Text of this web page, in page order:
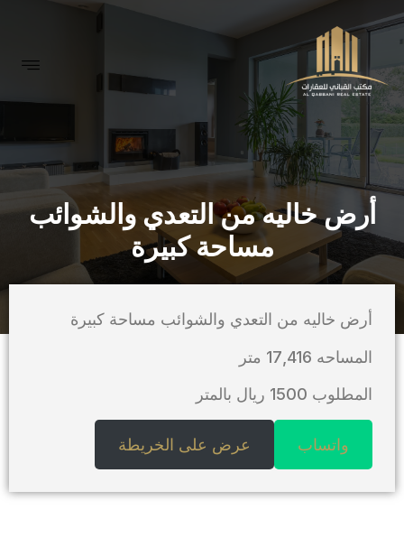
أرض خاليه من التعدي والشوائب
مساحة كبيرة
أرض خاليه من التعدي والشوائب مساحة كبيرة
المساحه 17,416 متر
المطلوب 1500 ريال بالمتر
واتساب عرض على الخريطة